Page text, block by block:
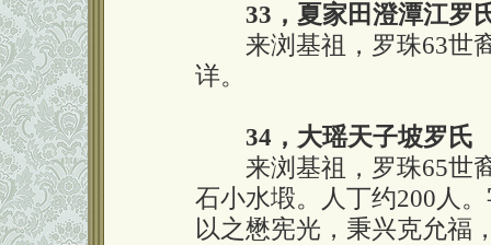
33，夏家田澄潭江罗
来浏基祖，罗珠63世裔
详。
34，大瑶天子坡罗氏
来浏基祖，罗珠65世裔
石小水塅。人丁约200人
以之懋宪光，秉兴克允福